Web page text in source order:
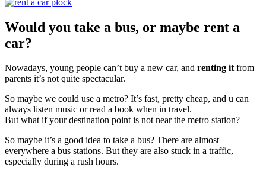
Would you take a bus, or maybe rent a
car?
Nowadays, young people can’t buy a new car, and renting itfrom
parents it’s not quite spectacular.
So maybe we could use a metro? It’s fast, pretty cheap, and u can
always listen music or read a book when in travel.
But what if your destination point is not near the metro station?
So maybe it’s a good idea to take a bus? There are almost
everywhere a bus stations. But they are also stuck in a traffic,
especially during a rush hours.